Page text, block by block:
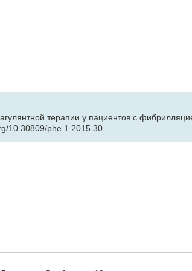
терапии у пациентов с
10.30809/phe.1.2015.30